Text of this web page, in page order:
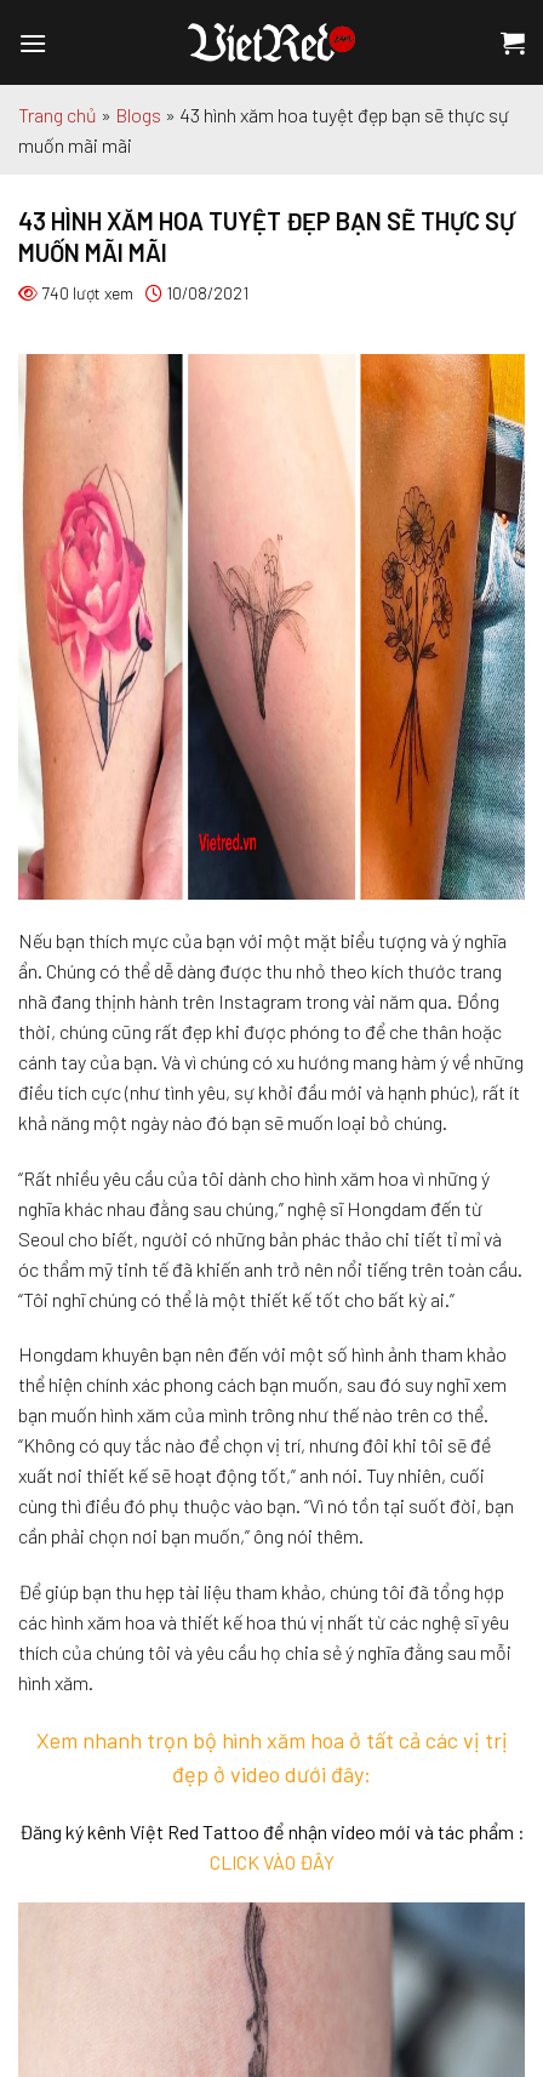
đến
dungTrang chủ » Blogs » 43 hình xăm hoa tuyệt đẹp bạn sẽ thực sự
muốn mãi mãi
43 HÌNH XĂM HOA TUYỆT ĐẸP BẠN SẼ THỰC SỰ
MUỐN MÃI MÃI
740 lượt xem 10/08/2021
Nếu bạn thích mực của bạn với một mặt biểu tượng và ý nghĩa
ẩn. Chúng có thể dễ dàng được thu nhỏ theo kích thước trang
nhã đang thịnh hành trên Instagram trong vài năm qua. Đồng
thời, chúng cũng rất đẹp khi được phóng to để che thân hoặc
cánh tay của bạn. Và vì chúng có xu hướng mang hàm ý về những
điều tích cực (như tình yêu, sự khởi đầu mới và hạnh phúc), rất ít
khả năng một ngày nào đó bạn sẽ muốn loại bỏ chúng.
“Rất nhiều yêu cầu của tôi dành cho hình xăm hoa vì những ý
nghĩa khác nhau đằng sau chúng,” nghệ sĩ Hongdam đến từ
Seoul cho biết, người có những bản phác thảo chi tiết tỉ mỉ và
óc thẩm mỹ tinh tế đã khiến anh trở nên nổi tiếng trên toàn cầu.
“Tôi nghĩ chúng có thể là một thiết kế tốt cho bất kỳ ai.”
Hongdam khuyên bạn nên đến với một số hình ảnh tham khảo
thể hiện chính xác phong cách bạn muốn, sau đó suy nghĩ xem
bạn muốn hình xăm của mình trông như thế nào trên cơ thể.
“Không có quy tắc nào để chọn vị trí, nhưng đôi khi tôi sẽ đề
xuất nơi thiết kế sẽ hoạt động tốt,” anh nói. Tuy nhiên, cuối
cùng thì điều đó phụ thuộc vào bạn. “Vì nó tồn tại suốt đời, bạn
cần phải chọn nơi bạn muốn,” ông nói thêm.
Để giúp bạn thu hẹp tài liệu tham khảo, chúng tôi đã tổng hợp
các hình xăm hoa và thiết kế hoa thú vị nhất từ ​​các nghệ sĩ yêu
thích của chúng tôi và yêu cầu họ chia sẻ ý nghĩa đằng sau mỗi
hình xăm.
Xem nhanh trọn bộ hình xăm hoa ở tất cả các vị trị
đẹp ở video dưới đây:
Đăng ký kênh Việt Red Tattoo để nhận video mới và tác phẩm :
CLICK VÀO ĐÂY